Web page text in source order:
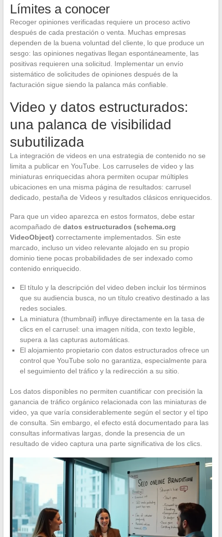
Límites a conocer
Recoger opiniones verificadas requiere un proceso activo
después de cada prestación o venta. Muchas empresas
dependen de la buena voluntad del cliente, lo que produce un
sesgo: las opiniones negativas llegan espontáneamente, las
positivas requieren una solicitud. Implementar un envío
sistemático de solicitudes de opiniones después de la
facturación sigue siendo la palanca más confiable.
Video y datos estructurados:
una palanca de visibilidad
subutilizada
La integración de videos en una estrategia de contenido no se
limita a publicar en YouTube. Los carruseles de video y las
miniaturas enriquecidas ahora permiten ocupar múltiples
ubicaciones en una misma página de resultados: carrusel
dedicado, pestaña de Videos y resultados clásicos enriquecidos.
Para que un video aparezca en estos formatos, debe estar
acompañado de datos estructurados (schema.org
VideoObject) correctamente implementados. Sin este
marcado, incluso un video relevante alojado en su propio
dominio tiene pocas probabilidades de ser indexado como
contenido enriquecido.
El título y la descripción del video deben incluir los términos
que su audiencia busca, no un título creativo destinado a las
redes sociales.
La miniatura (thumbnail) influye directamente en la tasa de
clics en el carrusel: una imagen nítida, con texto legible,
supera a las capturas automáticas.
El alojamiento propietario con datos estructurados ofrece un
control que YouTube solo no garantiza, especialmente para
el seguimiento del tráfico y la redirección a su sitio.
Los datos disponibles no permiten cuantificar con precisión la
ganancia de tráfico orgánico relacionada con las miniaturas de
video, ya que varía considerablemente según el sector y el tipo
de consulta. Sin embargo, el efecto está documentado para las
consultas informativas largas, donde la presencia de un
resultado de video captura una parte significativa de los clics.